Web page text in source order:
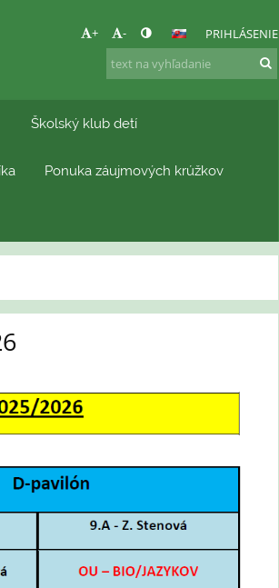
+ - PRIHLÁSENIE
Školský klub detí
Ponuka záujmových krúžkov